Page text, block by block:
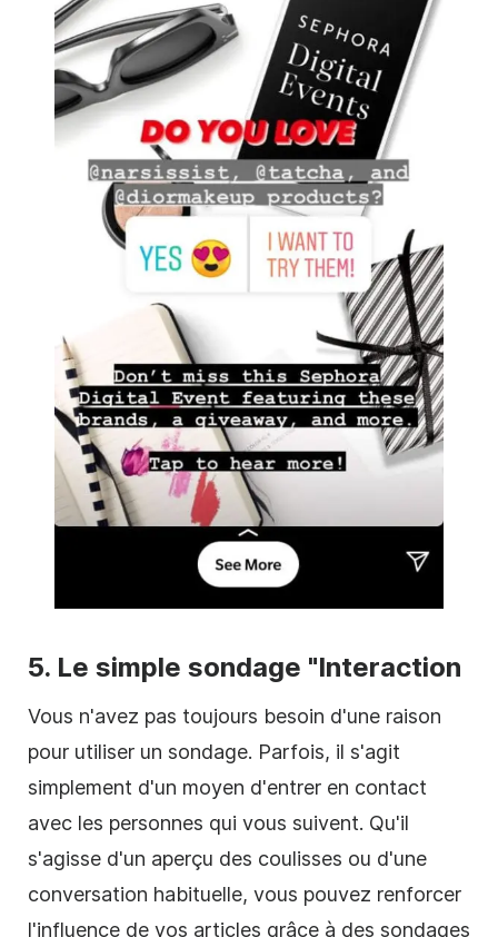
5. Le simple sondage "Interaction
Vous n'avez pas toujours besoin d'une raison
pour utiliser un sondage. Parfois, il s'agit
simplement d'un moyen d'entrer en contact
avec les personnes qui vous suivent. Qu'il
s'agisse d'un aperçu des coulisses ou d'une
conversation habituelle, vous pouvez renforcer
l'influence de vos articles grâce à des sondages